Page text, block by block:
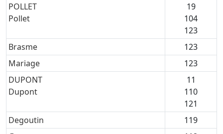
POLLET
Pollet
19
104
123
Brasme
123
Mariage
123
DUPONT
Dupont
11
110
121
Degoutin
119